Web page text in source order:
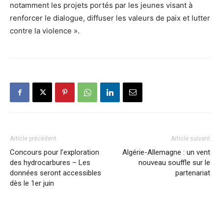
notamment les projets portés par les jeunes visant à
renforcer le dialogue, diffuser les valeurs de paix et lutter
contre la violence ».
Article précédent
Concours pour l’exploration
des hydrocarbures – Les
données seront accessibles
dès le 1er juin
Article suivant
Algérie-Allemagne : un vent
nouveau souffle sur le
partenariat